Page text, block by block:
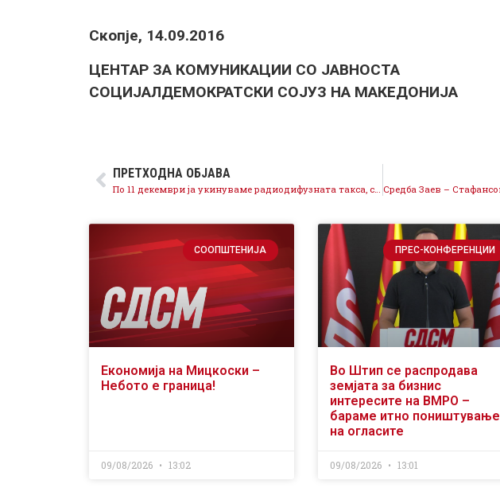
Скопје, 14.09.2016
ЦЕНТАР ЗА КОМУНИКАЦИИ СО ЈАВНОСТА
СОЦИЈАЛДЕМОКРАТСКИ СОЈУЗ НА МАКЕДОНИЈА
ПРЕТХОДНА ОБЈАВА
По 11 декември ја укинуваме радиодифузната такса, ставаме крај на притисоците од УЈП
СООПШТЕНИЈА
Економија на Мицкоски –
Небото е граница!
09/08/2026 13:02
ПРЕС-КОНФЕРЕНЦИИ
Во Штип се распродава
земјата за бизнис
интересите на ВМРО –
бараме итно поништување
на огласите
09/08/2026 13:01